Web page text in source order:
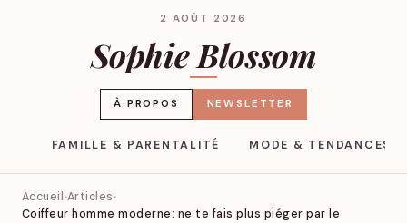
2 AOÛT 2026
Sophie Blossom
À PROPOS NEWSLETTER
FAMILLE & PARENTALITÉ MODE & TENDANCES
Accueil Articles
Coiffeur homme moderne: ne te fais plus piéger par le